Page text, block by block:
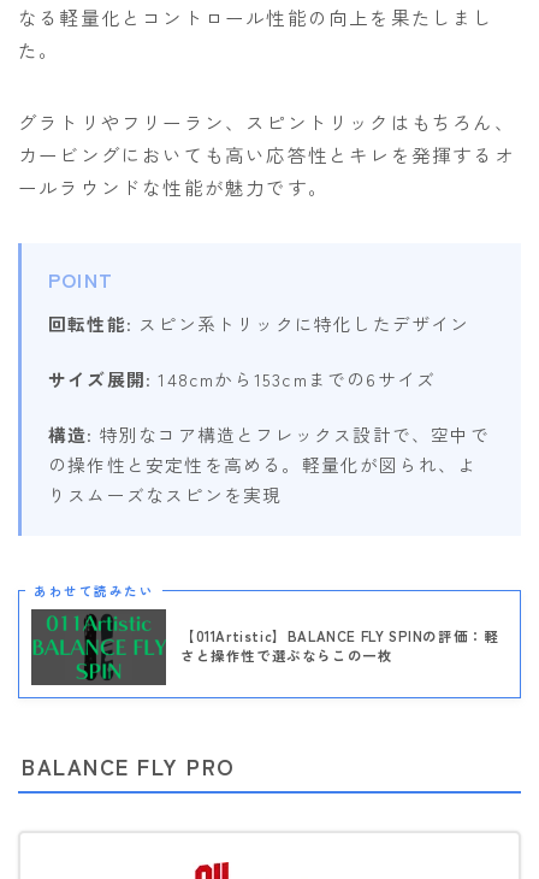
Follow Me
なる軽量化とコントロール性能の向上を果たしまし
た。
グラトリやフリーラン、スピントリックはもちろん、
カービングにおいても高い応答性とキレを発揮するオ
ールラウンドな性能が魅力です。
POINT
回転性能: スピン系トリックに特化したデザイン
サイズ展開: 148cmから153cmまでの6サイズ
構造: 特別なコア構造とフレックス設計で、空中で
の操作性と安定性を高める。軽量化が図られ、よ
りスムーズなスピンを実現
あわせて読みたい
【011Artistic】BALANCE FLY SPINの評価：軽
さと操作性で選ぶならこの一枚
BALANCE FLY PRO